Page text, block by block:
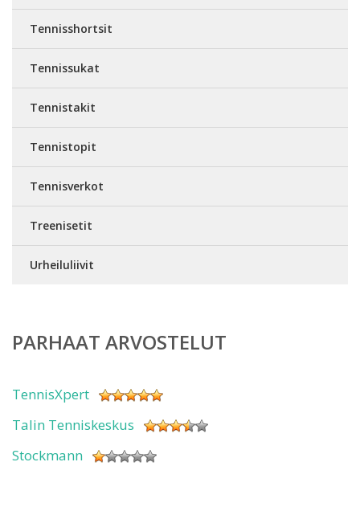
Tennisshortsit
Tennissukat
Tennistakit
Tennistopit
Tennisverkot
Treenisetit
Urheiluliivit
PARHAAT ARVOSTELUT
TennisXpert
Talin Tenniskeskus
Stockmann